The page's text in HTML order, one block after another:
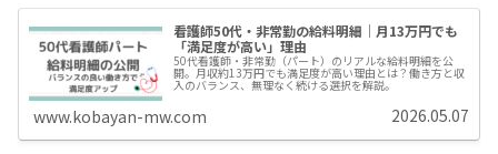
看護師50代・非常勤の給料明細｜月13万円でも
「満足度が高い」理由
50代看護師・非常勤（パート）のリアルな給料明細を公
開。月収約13万円でも満足度が高い理由とは？働き方と収
入のバランス、無理なく続ける選択を解説。
www.kobayan-mw.com 2026.05.07